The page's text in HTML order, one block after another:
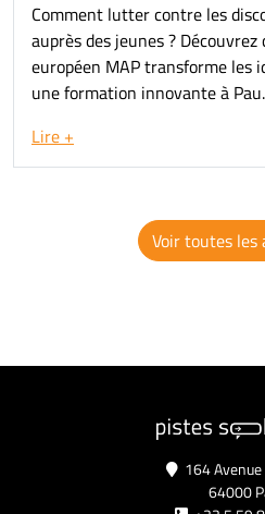
Comment lutter contre les
auprès des jeunes ?
européen MAP transforme les
une formation innovante à Pau.
Lire +
Voir toutes les
164
64000